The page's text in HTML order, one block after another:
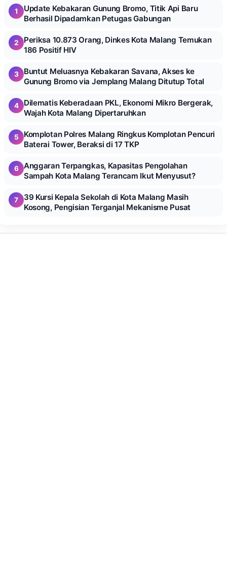
1
Update Kebakaran Gunung Bromo, Titik Api Baru
Berhasil Dipadamkan Petugas Gabungan
2
Periksa 10.873 Orang, Dinkes Kota Malang Temukan
186 Positif HIV
3
Buntut Meluasnya Kebakaran Savana, Akses ke
Gunung Bromo via Jemplang Malang Ditutup Total
4
Dilematis Keberadaan PKL, Ekonomi Mikro Bergerak,
Wajah Kota Malang Dipertaruhkan
5
Komplotan Polres Malang Ringkus Komplotan Pencuri
Baterai Tower, Beraksi di 17 TKP
6
Anggaran Terpangkas, Kapasitas Pengolahan
Sampah Kota Malang Terancam Ikut Menyusut?
7
39 Kursi Kepala Sekolah di Kota Malang Masih
Kosong, Pengisian Terganjal Mekanisme Pusat